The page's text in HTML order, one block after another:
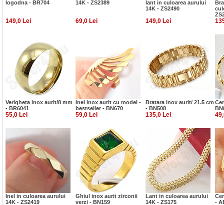
logodna - BR704
14K - ZS2389
lant in culoarea aurului
14K - ZS2490
149,0 Lei 69,0 Lei 149,0 Lei
Verigheta inox aurit/8 mm
- BR6041
Inel inox aurit cu model -
bestseller - BN670
Bratara inox aurit/ 21.5 cm
- BN508
55,0 Lei 59,0 Lei 135,0 Lei
Inel in culoarea aurului
14K - ZS2419
Ghiul inox aurit zirconii
verzi - BN159
Lant in culoarea aurului
14K - ZS175
-